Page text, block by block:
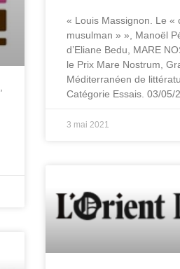
« Louis Massignon. Le «
musulman » », Manoël
d’Eliane Bedu, MARE
le Prix Mare Nostrum,
Méditerranéen de
Catégorie Essais. 03/05/
3 mai 2021